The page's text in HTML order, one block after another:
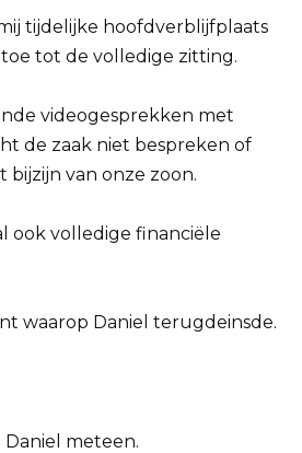
tijdelijke hoofdverblijfplaats
tot de volledige zitting.
videogesprekken met
de zaak niet bespreken of
bijzijn van onze zoon.
ook volledige financiële
waarop Daniel terugdeinsde.
meteen.